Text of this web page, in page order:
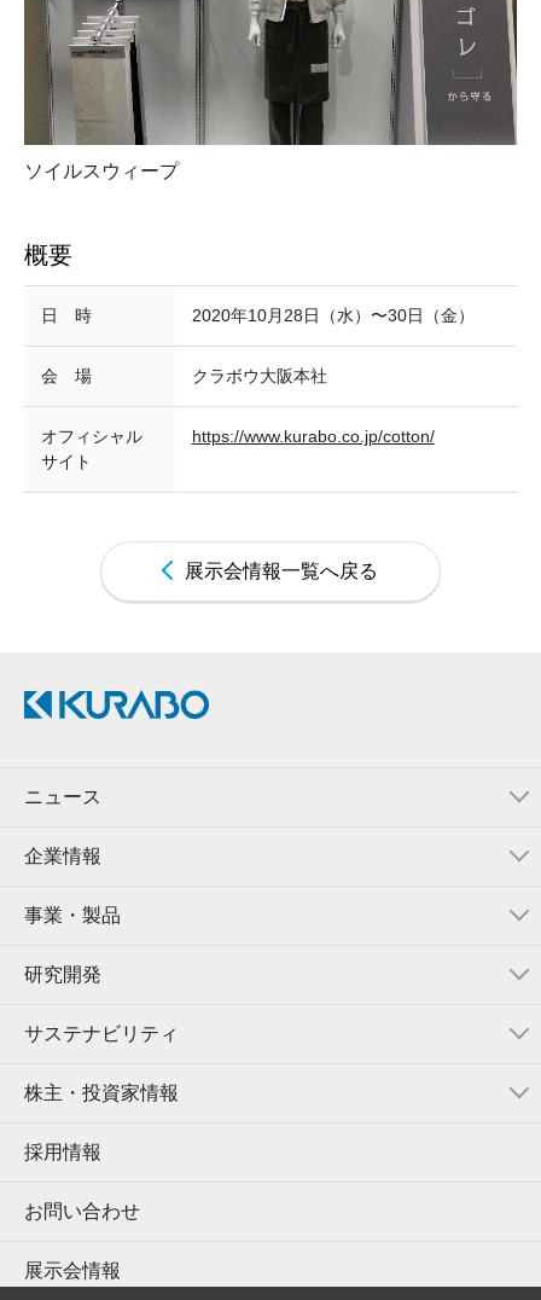
ソイルスウィープ
概要
日 時 2020年10月28日（水）〜30日（金）
会 場 クラボウ大阪本社
オフィシャル
サイト
https://www.kurabo.co.jp/cotton/
展示会情報一覧へ戻る
ニュース
企業情報
事業・製品
研究開発
株主・投資家情報
採用情報
お問い合わせ
展示会情報
サステナビリティ